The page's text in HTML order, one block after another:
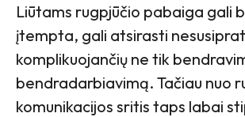
Liūtams rugpjūčio pabaiga gali
įtempta, gali atsirasti
komplikuojančių ne tik
bendradarbiavimą. Tačiau nuo
komunikacijos sritis taps labai